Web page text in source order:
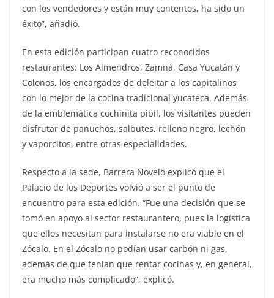
con los vendedores y están muy contentos, ha sido un
éxito”, añadió.
En esta edición participan cuatro reconocidos
restaurantes: Los Almendros, Zamná, Casa Yucatán y
Colonos, los encargados de deleitar a los capitalinos
con lo mejor de la cocina tradicional yucateca. Además
de la emblemática cochinita pibil, los visitantes pueden
disfrutar de panuchos, salbutes, relleno negro, lechón
y vaporcitos, entre otras especialidades.
Respecto a la sede, Barrera Novelo explicó que el
Palacio de los Deportes volvió a ser el punto de
encuentro para esta edición. “Fue una decisión que se
tomó en apoyo al sector restaurantero, pues la logística
que ellos necesitan para instalarse no era viable en el
Zócalo. En el Zócalo no podían usar carbón ni gas,
además de que tenían que rentar cocinas y, en general,
era mucho más complicado”, explicó.